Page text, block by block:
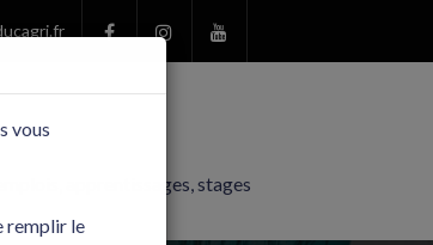
vous
remplir le
apprentissages, stages